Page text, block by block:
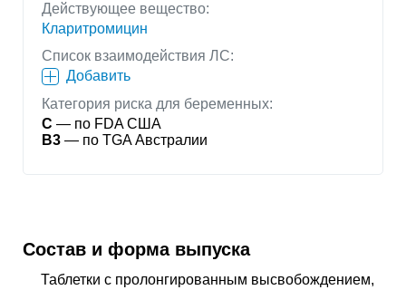
Действующее вещество:
Кларитромицин
Список взаимодействия ЛС:
Добавить
Категория риска для беременных:
C — по FDA США
B3 — по TGA Австралии
Состав и форма выпуска
Таблетки с пролонгированным высвобождением,